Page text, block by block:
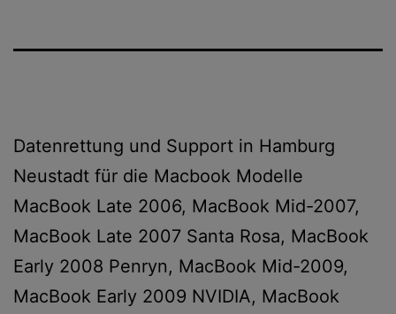
Datenrettung und Support in Hamburg
Neustadt für die Macbook Modelle
MacBook Late 2006, MacBook Mid-2007,
MacBook Late 2007 Santa Rosa, MacBook
Early 2008 Penryn, MacBook Mid-2009,
MacBook Early 2009 NVIDIA, MacBook